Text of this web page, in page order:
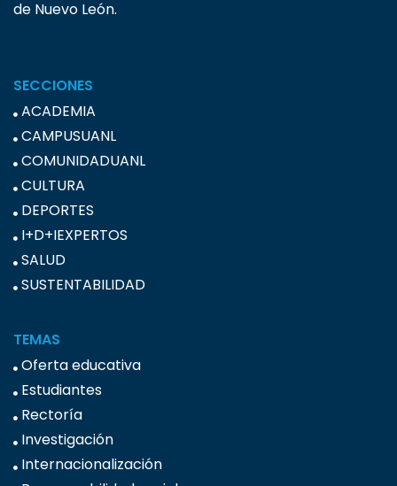
de Nuevo León.
SECCIONES
ACADEMIA
CAMPUSUANL
COMUNIDADUANL
CULTURA
DEPORTES
I+D+IEXPERTOS
SALUD
SUSTENTABILIDAD
TEMAS
Oferta educativa
Estudiantes
Rectoría
Investigación
Internacionalización